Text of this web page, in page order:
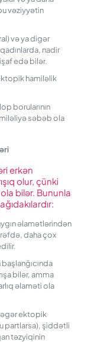
vəziyyətin
və ya digər
nadir
edə bilər.
hamiləlik
borularının
səbəb ola
erkən
olur, çünki
bilər. Bununla
əlamətlərindən
daha çox
bilər, amma
əlaməti ola
əgər ektopik
partlarsa), şiddətli
təzyiqinin